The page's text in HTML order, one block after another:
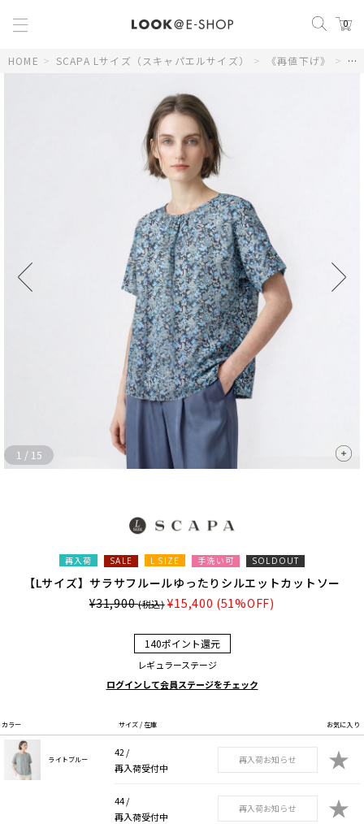
0
HOME > SCAPA Lサイズ（スキャパエルサイズ） > 《再値下げ》 > 【
1 / 15
再入荷 SALE L SIZE 手洗い可 SOLDOUT
【Lサイズ】サラサフルールゆったりシルエットカットソー
¥31,900(税込) ¥15,400 (51%OFF)
140ポイント還元
レギュラーステージ
ログインして会員ステージをチェック
カラー サイズ / 在庫 お気に入り
ライトブルー
42 /
再入荷受付中
再入荷お知らせ ★
44 /
再入荷受付中
再入荷お知らせ ★